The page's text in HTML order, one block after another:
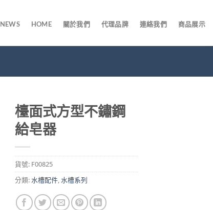
NEWS HOME 關於我們 代理品牌 連絡我們 商品展示
檯面式方型不鏽鋼
給皂器
貨號: F00825
分類:水槽配件,水槽系列